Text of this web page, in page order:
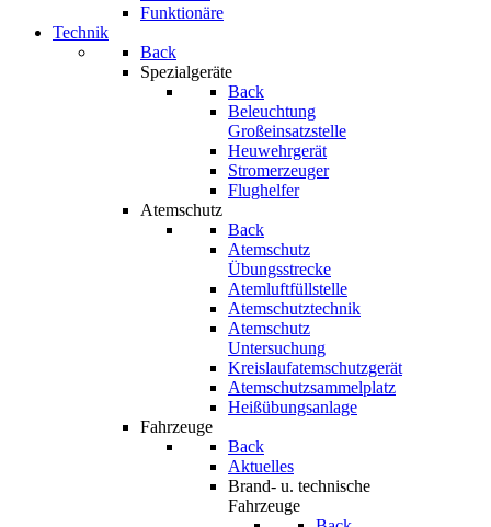
Funktionäre
Technik
Back
Spezialgeräte
Back
Beleuchtung
Großeinsatzstelle
Heuwehrgerät
Stromerzeuger
Flughelfer
Atemschutz
Back
Atemschutz
Übungsstrecke
Atemluftfüllstelle
Atemschutztechnik
Atemschutz
Untersuchung
Kreislaufatemschutzgerät
Atemschutzsammelplatz
Heißübungsanlage
Fahrzeuge
Back
Aktuelles
Brand- u. technische
Fahrzeuge